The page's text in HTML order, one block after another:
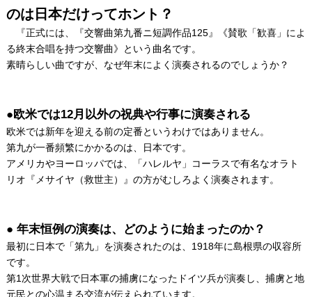
のは日本だけってホント？
『正式には、『交響曲第九番ニ短調作品125』《賛歌「歓喜」によ
る終末合唱を持つ交響曲》という曲名です。
素晴らしい曲ですが、なぜ年末によく演奏されるのでしょうか？
●欧米では12月以外の祝典や行事に演奏される
欧米では新年を迎える前の定番というわけではありません。
第九が一番頻繁にかかるのは、日本です。
アメリカやヨーロッパでは、「ハレルヤ」コーラスで有名なオラト
リオ『メサイヤ（救世主）』の方がむしろよく演奏されます。
● 年末恒例の演奏は、どのように始まったのか？
最初に日本で「第九」を演奏されたのは、1918年に島根県の収容所
です。
第1次世界大戦で日本軍の捕虜になったドイツ兵が演奏し、捕虜と地
元民との心温まる交流が伝えられています。